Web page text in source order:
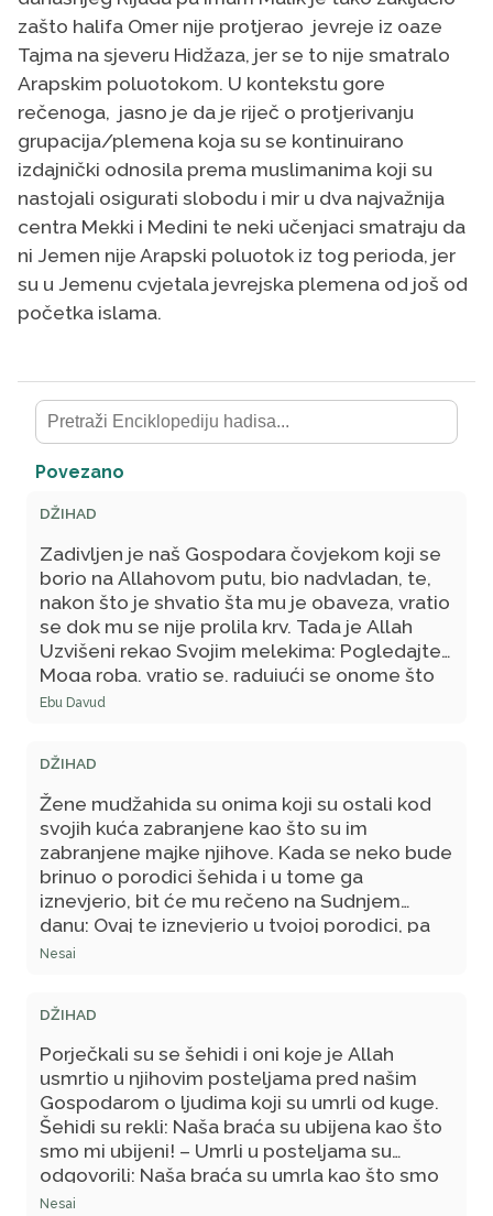
zašto halifa Omer nije protjerao jevreje iz oaze
Tajma na sjeveru Hidžaza, jer se to nije smatralo
Arapskim poluotokom. U kontekstu gore
rečenoga, jasno je da je riječ o protjerivanju
grupacija/plemena koja su se kontinuirano
izdajnički odnosila prema muslimanima koji su
nastojali osigurati slobodu i mir u dva najvažnija
centra Mekki i Medini te neki učenjaci smatraju da
ni Jemen nije Arapski poluotok iz tog perioda, jer
su u Jemenu cvjetala jevrejska plemena od još od
početka islama.
Povezano
DŽIHAD
Zadivljen je naš Gospodara čovjekom koji se
borio na Allahovom putu, bio nadvladan, te,
nakon što je shvatio šta mu je obaveza, vratio
se dok mu se nije prolila krv. Tada je Allah
Uzvišeni rekao Svojim melekima: Pogledajte
Moga roba, vratio se, radujući se onome što
ga čeka kod Mene i strahujući od onoga što
Ebu Davud
DŽIHAD
Žene mudžahida su onima koji su ostali kod
svojih kuća zabranjene kao što su im
zabranjene majke njihove. Kada se neko bude
brinuo o porodici šehida i u tome ga
iznevjerio, bit će mu rečeno na Sudnjem
danu: Ovaj te iznevjerio u tvojoj porodici, pa
uzmi od njegovih dobrih djela što hoćeš! - Što
Nesai
DŽIHAD
Porječkali su se šehidi i oni koje je Allah
usmrtio u njihovim posteljama pred našim
Gospodarom o ljudima koji su umrli od kuge.
Šehidi su rekli: Naša braća su ubijena kao što
smo mi ubijeni! – Umrli u posteljama su
odgovorili: Naša braća su umrla kao što smo
mi umrli! – Tada će naš Gospodar reći:
Nesai